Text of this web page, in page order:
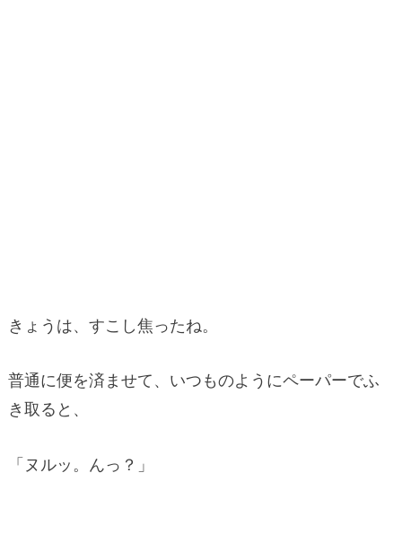
きょうは、すこし焦ったね。
普通に便を済ませて、いつものようにペーパーでふ
き取ると、
「ヌルッ。んっ？」